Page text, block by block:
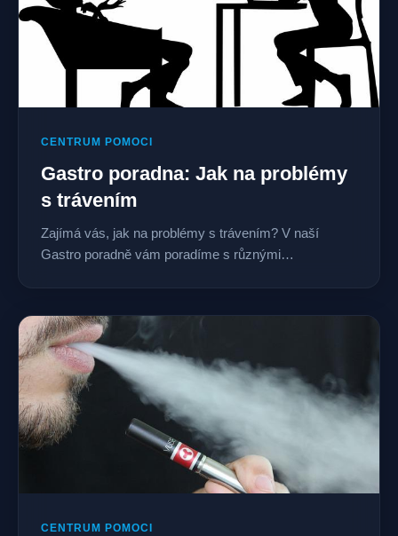
CENTRUM POMOCI
Gastro poradna: Jak na problémy
s trávením
Zajímá vás, jak na problémy s trávením? V naší
Gastro poradně vám poradíme s různými…
CENTRUM POMOCI